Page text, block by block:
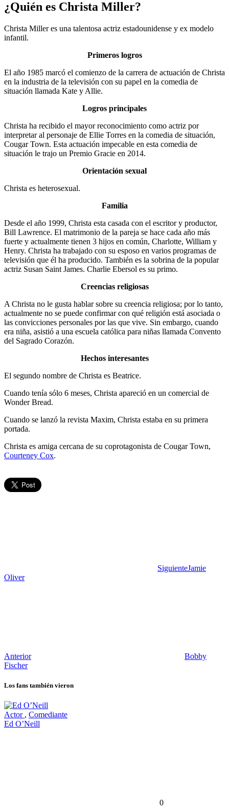
¿Quién es Christa Miller?
Christa Miller es una talentosa actriz estadounidense y ex modelo
infantil.
Primeros logros
El año 1985 marcó el comienzo de la carrera de actuación de Christa
en la industria de la televisión con su papel en la comedia de
situación llamada Kate y Allie.
Logros principales
Christa ha recibido el mayor reconocimiento como actriz por
interpretar al personaje de Ellie Torres en la comedia de situación,
Cougar Town. Esta actuación impecable en esta comedia de
situación le trajo un Premio Gracie en 2014.
Orientación sexual
Christa es heterosexual.
Familia
Desde el año 1999, Christa esta casada con el escritor y productor,
Bill Lawrence. El matrimonio de la pareja se hace cada año más
fuerte y actualmente tienen 3 hijos en común, Charlotte, William y
Henry. Christa ha trabajado con su esposo en varios programas de
televisión que él ha producido. También es la sobrina de la popular
actriz Susan Saint James. Charlie Ebersol es su primo.
Creencias religiosas
A Christa no le gusta hablar sobre su creencia religiosa; por lo tanto,
actualmente no se puede confirmar con qué religión está asociada o
las convicciones personales por las que vive. Sin embargo, cuando
era niña, asistió a una escuela católica para niñas llamada Convento
del Sagrado Corazón.
Hechos interesantes
El segundo nombre de Christa es Beatrice.
Cuando tenía sólo 6 meses, Christa apareció en un comercial de
Wonder Bread.
Cuando se lanzó la revista Maxim, Christa estaba en su primera
portada.
Christa es amiga cercana de su coprotagonista de Cougar Town,
Courteney Cox.
SiguienteJamie
Oliver
Anterior
Bobby
Fischer
Los fans también vieron
Actor , Comediante
Ed O’Neill
0